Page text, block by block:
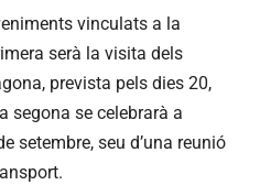
vinculats a la
serà la visita dels
prevista pels dies 20,
segona se celebrarà a
setembre, seu d’una reunió